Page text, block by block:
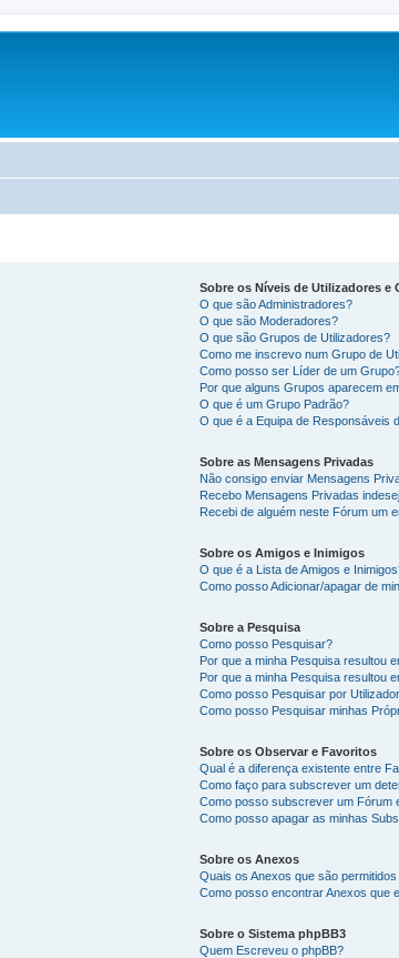
Sobre os Níveis de Utilizadores e
O que são Administradores?
O que são Moderadores?
O que são Grupos de Utilizadores?
Como me inscrevo num Grupo de
Como posso ser Líder de um
Por que alguns Grupos aparecem
O que é um Grupo Padrão?
O que é a Equipa de Responsáveis
Sobre as Mensagens Privadas
Não consigo enviar Mensagens
Recebo Mensagens Privadas
Recebi de alguém neste Fórum um
Sobre os Amigos e Inimigos
O que é a Lista de Amigos e
Como posso Adicionar/apagar de
Sobre a Pesquisa
Como posso Pesquisar?
Por que a minha Pesquisa resultou
Por que a minha Pesquisa resultou
Como posso Pesquisar por
Como posso Pesquisar minhas
Sobre os Observar e Favoritos
Qual é a diferença existente entre
Como faço para subscrever um
Como posso subscrever um Fórum
Como posso apagar as minhas
Sobre os Anexos
Quais os Anexos que são
Como posso encontrar Anexos que
Sobre o Sistema phpBB3
Quem Escreveu o phpBB?